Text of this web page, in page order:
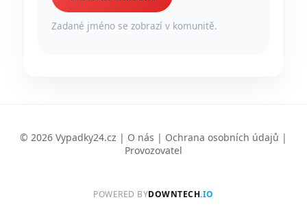
Zadané jméno se zobrazí v komunitě.
© 2026 Vypadky24.cz | O nás | Ochrana osobních údajů |
Provozovatel
POWERED BYDOWNTECH.IO